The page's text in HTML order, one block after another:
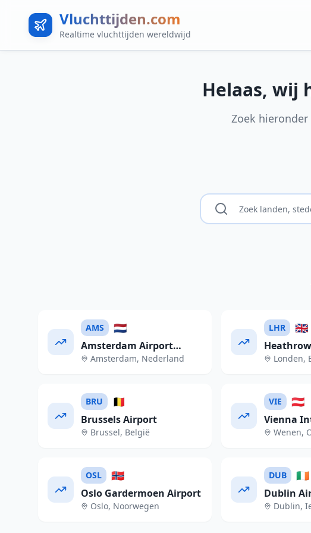
Vluchttijden.com
Realtime vluchttijden wereldwijd
Helaas, wij
Zoek
AMS 🇳🇱
Amsterdam Airport
Schiphol
Amsterdam, Nederland
LHR 🇬🇧
Londen,
BRU 🇧🇪
Brussels Airport
Brussel, België
VIE 🇦🇹
Vienna
Airport
Wenen,
OSL 🇳🇴
Oslo Gardermoen Airport
Oslo, Noorwegen
DUB 🇮🇪
Dublin
Dublin,